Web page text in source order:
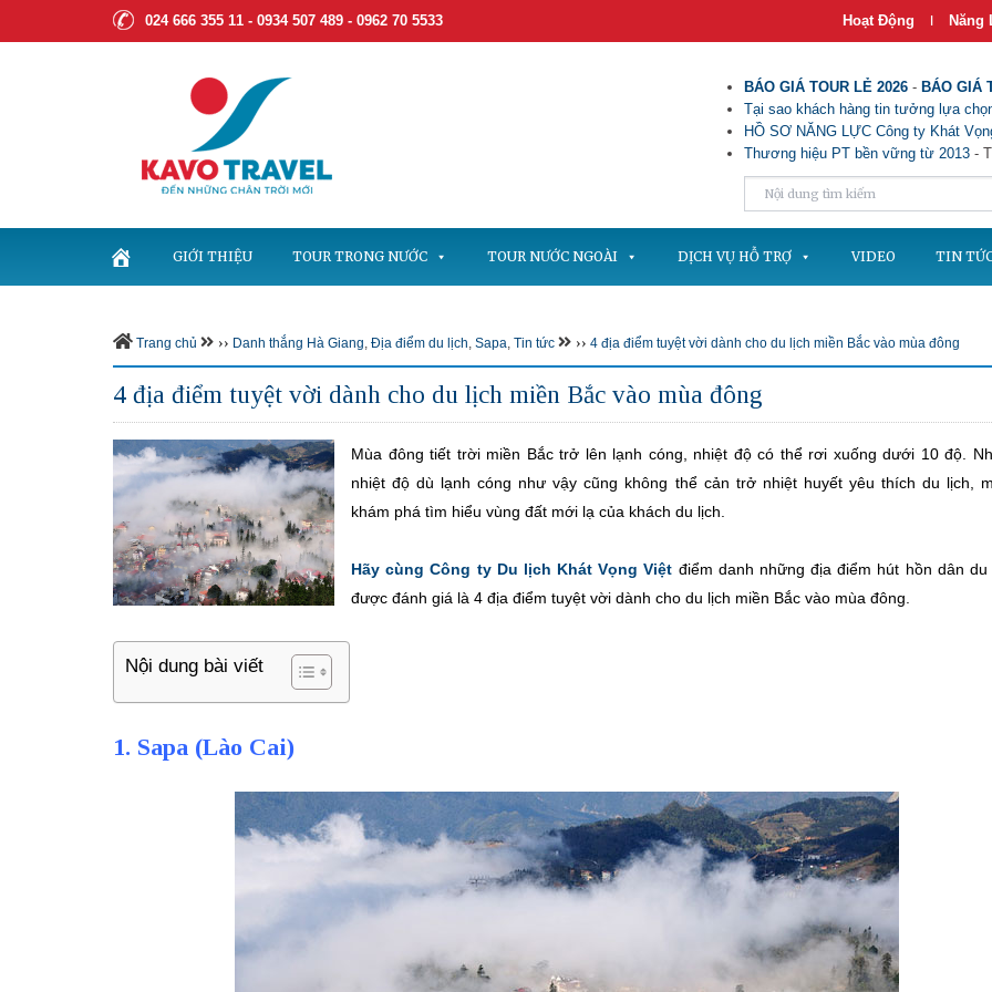
024 666 355 11 - 0934 507 489 - 0962 70 5533 Hoạt Động | Năng
BÁO GIÁ TOUR LẺ 2026 - BÁO GIÁ
Tại sao khách hàng tin tưởng lựa
HỒ SƠ NĂNG LỰC Công ty Khát
Thương hiệu PT bền vững từ 2013 -
GIỚI THIỆU TOUR TRONG NƯỚC TOUR NƯỚC NGOÀI DỊCH VỤ HỖ TRỢ VIDEO TIN
Trang chủ ›› Danh thắng Hà Giang, Địa điểm du lịch, Sapa, Tin tức ›› 4 địa điểm tuyệt vời dành cho du lịch miền Bắc vào mùa đông
4 địa điểm tuyệt vời dành cho du lịch miền Bắc vào mùa đông
Mùa đông tiết trời miền Bắc trở lên lạnh cóng, nhiệt độ có thể rơi xuống dưới 10 độ.
nhiệt độ dù lạnh cóng như vậy cũng không thể cản trở nhiệt huyết yêu thích du lịch,
khám phá tìm hiểu vùng đất mới lạ của khách du lịch.
Hãy cùng Công ty Du lịch Khát Vọng Việt điểm danh những địa điểm hút hồn dân du
được đánh giá là 4 địa điểm tuyệt vời dành cho du lịch miền Bắc vào mùa đông.
Nội dung bài viết
1. Sapa (Lào Cai)